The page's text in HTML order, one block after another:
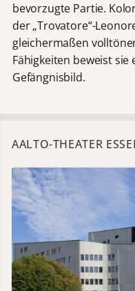
bevorzugte Partie.
der „Trovatore“-
gleichermaßen
Fähigkeiten beweist
Gefängnisbild.
AALTO-THEATER